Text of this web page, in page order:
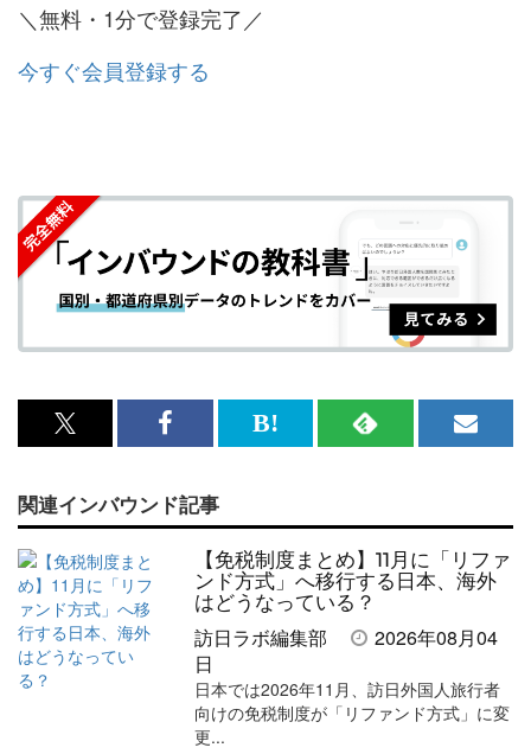
＼無料・1分で登録完了／
今すぐ会員登録する
x<br>
記
事
を
シ
ェ
Facebook<br>
記
は
ブ
ッ
ク
ー
ク
RSS
事
を
購
す
る
メ
ガ
登
録
る
関連インバウンド記事
【免税制度まとめ】11月に「リファ
ンド方式」へ移行する日本、海外
はどうなっている？
訪日ラボ編集部
2026年08月04
日
日本では2026年11月、訪日外国人旅行者
向けの免税制度が「リファンド方式」に変
更...